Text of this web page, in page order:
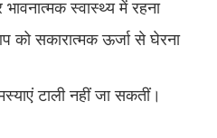
स्वास्थ्य में रहना
सकारात्मक ऊर्जा से घेरना
टाली नहीं जा सकतीं।